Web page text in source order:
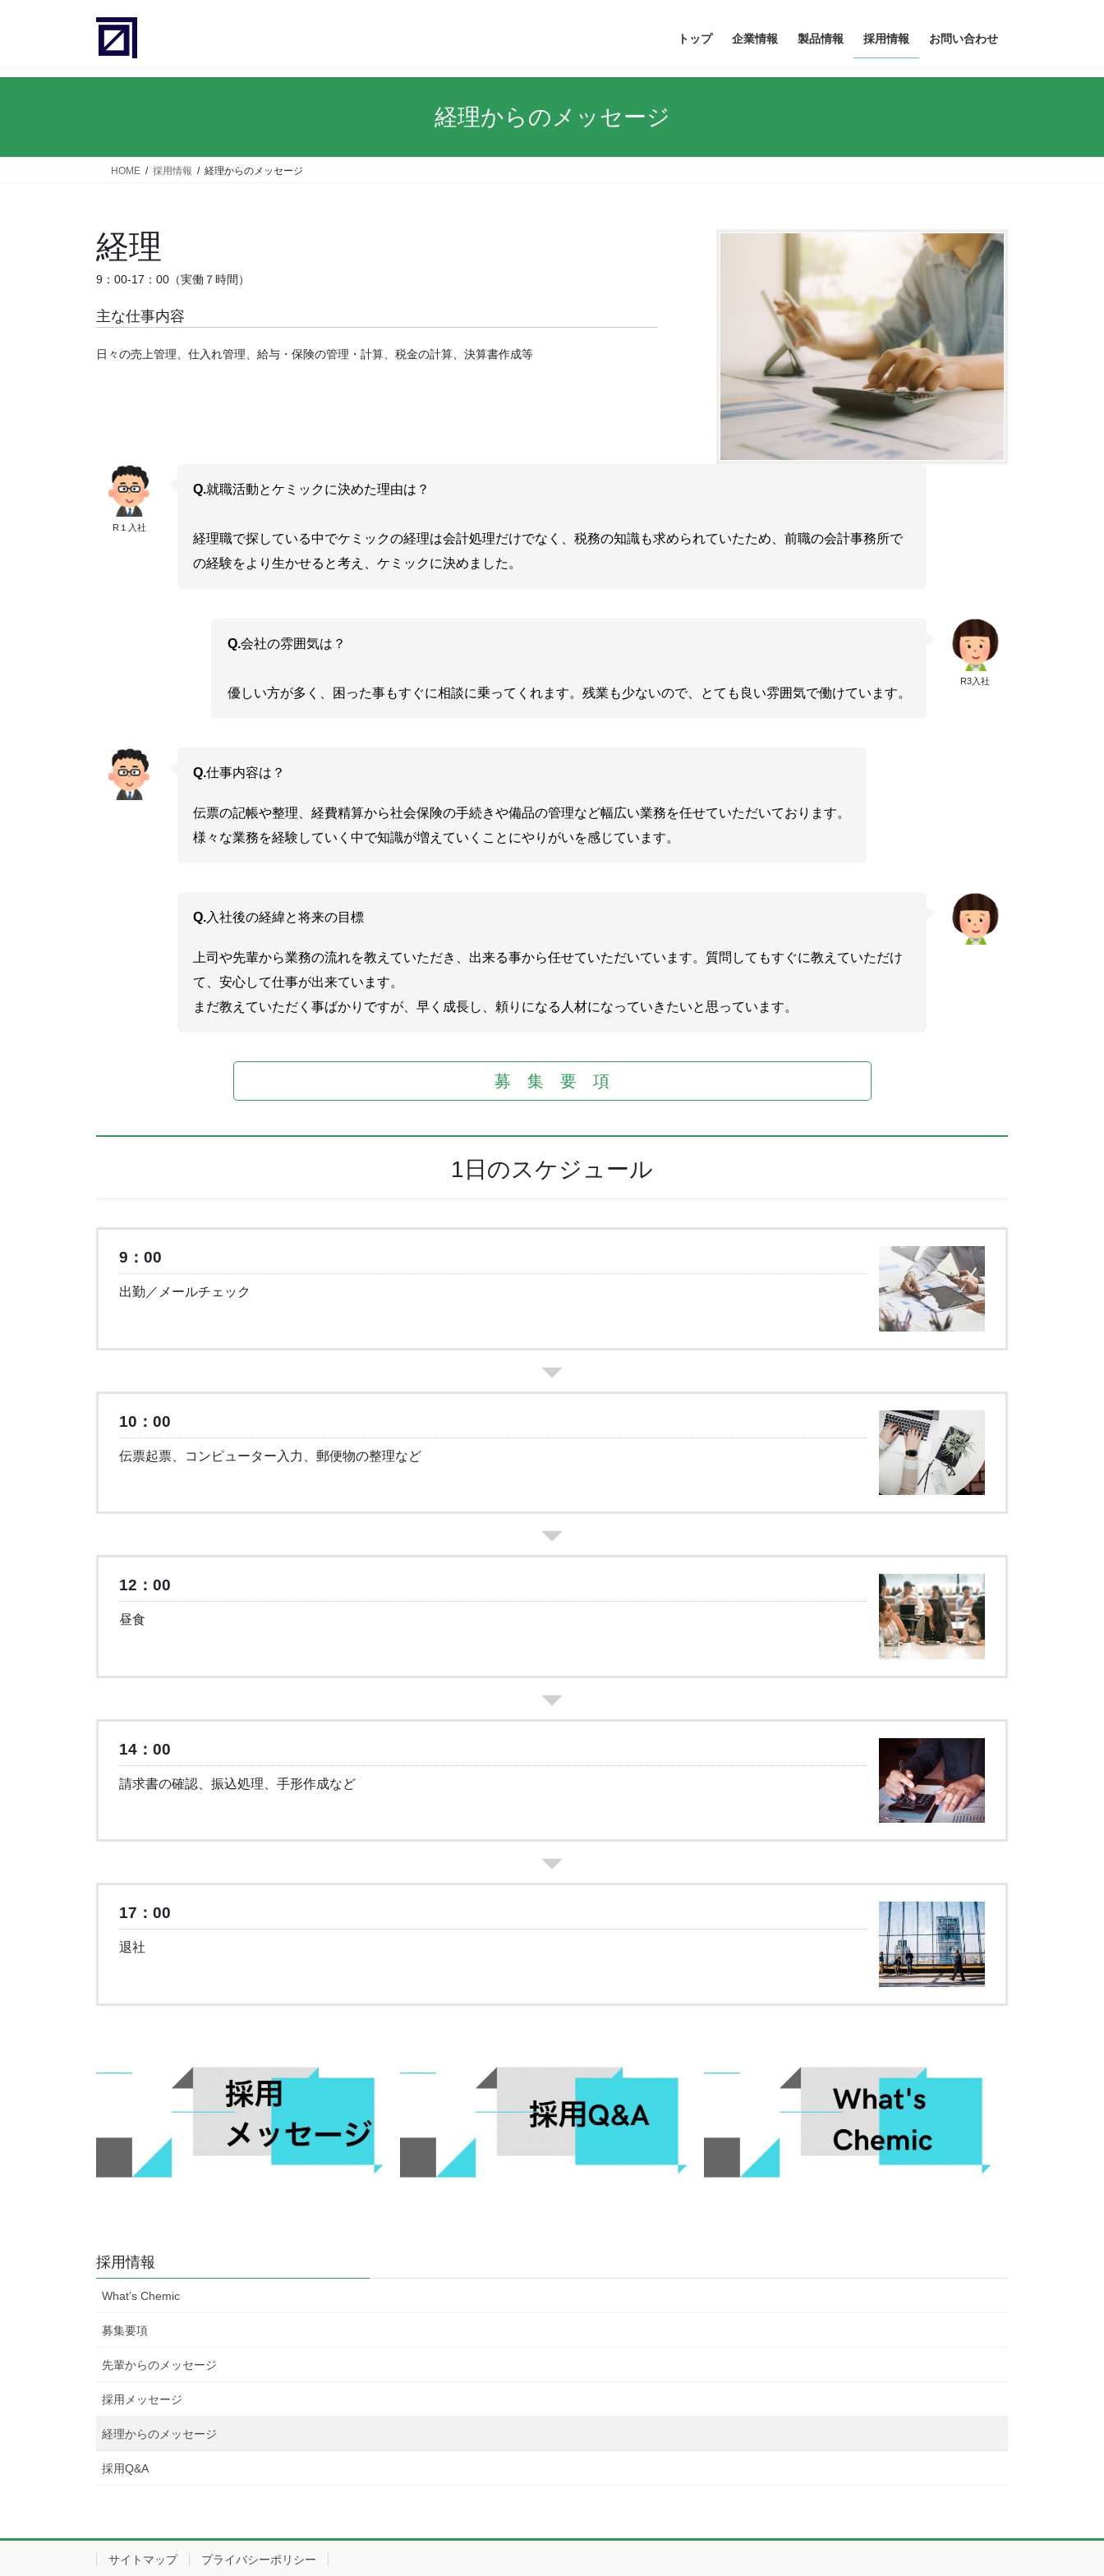
トップ 企業情報 製品情報 採用情報 お問い合わせ
経理からのメッセージ
HOME 採用情報 経理からのメッセージ
経理
9：00-17：00（実働７時間）
主な仕事内容
日々の売上管理、仕入れ管理、給与・保険の管理・計算、税金の計算、決算書作成等
R１入社
Q.就職活動とケミックに決めた理由は？
経理職で探している中でケミックの経理は会計処理だけでなく、税務の知識も求められていたため、前職の会計事務所で
の経験をより生かせると考え、ケミックに決めました。
R3入社
Q.会社の雰囲気は？
優しい方が多く、困った事もすぐに相談に乗ってくれます。残業も少ないので、とても良い雰囲気で働けています。
Q.仕事内容は？
伝票の記帳や整理、経費精算から社会保険の手続きや備品の管理など幅広い業務を任せていただいております。
様々な業務を経験していく中で知識が増えていくことにやりがいを感じています。
Q.入社後の経緯と将来の目標
上司や先輩から業務の流れを教えていただき、出来る事から任せていただいています。質問してもすぐに教えていただけ
て、安心して仕事が出来ています。
まだ教えていただく事ばかりですが、早く成長し、頼りになる人材になっていきたいと思っています。
募 集 要 項
1日のスケジュール
9：00
出勤／メールチェック
10：00
伝票起票、コンピューター入力、郵便物の整理など
12：00
昼食
14：00
請求書の確認、振込処理、手形作成など
17：00
退社
採用情報
What’s Chemic
募集要項
先輩からのメッセージ
採用メッセージ
経理からのメッセージ
採用Q&A
サイトマップ プライバシーポリシー